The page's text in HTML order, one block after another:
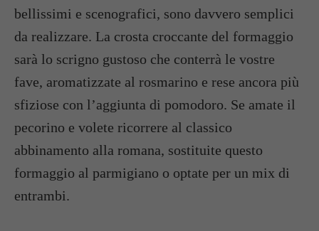
bellissimi e scenografici, sono davvero semplici
da realizzare. La crosta croccante del formaggio
sarà lo scrigno gustoso che conterrà le vostre
fave, aromatizzate al rosmarino e rese ancora più
sfiziose con l’aggiunta di pomodoro. Se amate il
pecorino e volete ricorrere al classico
abbinamento alla romana, sostituite questo
formaggio al parmigiano o optate per un mix di
entrambi.